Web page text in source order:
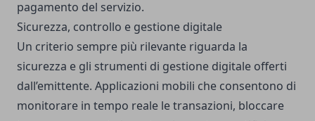
pagamento del servizio.
Sicurezza, controllo e gestione digitale
Un criterio sempre più rilevante riguarda la
sicurezza e gli strumenti di gestione digitale offerti
dall’emittente. Applicazioni mobili che consentono di
monitorare in tempo reale le transazioni, bloccare